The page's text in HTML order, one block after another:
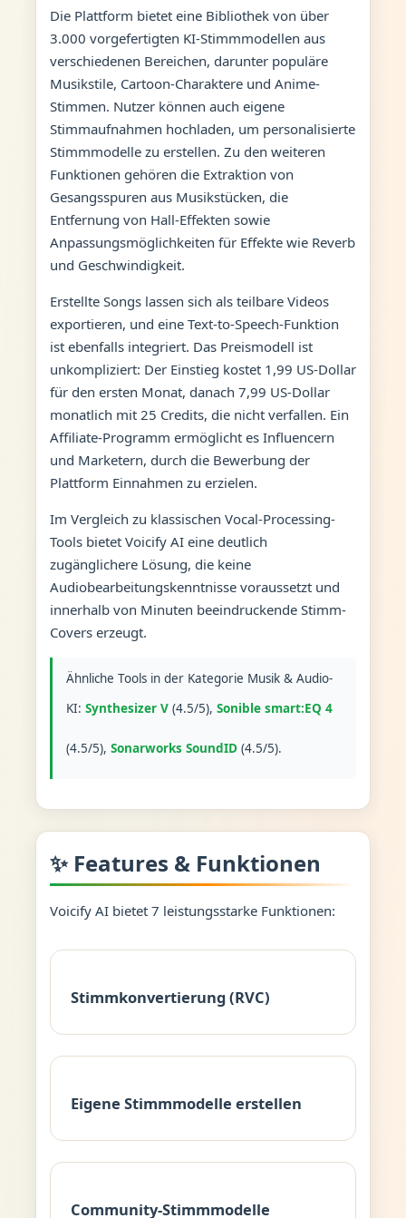
Die Plattform bietet eine Bibliothek von über
3.000 vorgefertigten KI-Stimmmodellen aus
verschiedenen Bereichen, darunter populäre
Musikstile, Cartoon-Charaktere und Anime-
Stimmen. Nutzer können auch eigene
Stimmaufnahmen hochladen, um personalisierte
Stimmmodelle zu erstellen. Zu den weiteren
Funktionen gehören die Extraktion von
Gesangsspuren aus Musikstücken, die
Entfernung von Hall-Effekten sowie
Anpassungsmöglichkeiten für Effekte wie Reverb
und Geschwindigkeit.
Erstellte Songs lassen sich als teilbare Videos
exportieren, und eine Text-to-Speech-Funktion
ist ebenfalls integriert. Das Preismodell ist
unkompliziert: Der Einstieg kostet 1,99 US-Dollar
für den ersten Monat, danach 7,99 US-Dollar
monatlich mit 25 Credits, die nicht verfallen. Ein
Affiliate-Programm ermöglicht es Influencern
und Marketern, durch die Bewerbung der
Plattform Einnahmen zu erzielen.
Im Vergleich zu klassischen Vocal-Processing-
Tools bietet Voicify AI eine deutlich
zugänglichere Lösung, die keine
Audiobearbeitungskenntnisse voraussetzt und
innerhalb von Minuten beeindruckende Stimm-
Covers erzeugt.
Ähnliche Tools in der Kategorie Musik & Audio-
KI: Synthesizer V(4.5/5), Sonible smart:EQ 4
(4.5/5), Sonarworks SoundID(4.5/5).
✨ Features & Funktionen
Voicify AI bietet 7 leistungsstarke Funktionen:
Stimmkonvertierung (RVC)
Eigene Stimmmodelle erstellen
Community-Stimmmodelle